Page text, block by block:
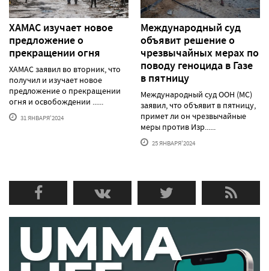
ХАМАС изучает новое
предложение о
прекращении огня
ХАМАС заявил во вторник, что
получил и изучает новое
предложение о прекращении
огня и освобождении ......
31 ЯНВАРЯ'2024
Международный суд
объявит решение о
чрезвычайных мерах по
поводу геноцида в Газе
в пятницу
Международный суд ООН (МС)
заявил, что объявит в пятницу,
примет ли он чрезвычайные
меры против Изр......
25 ЯНВАРЯ'2024